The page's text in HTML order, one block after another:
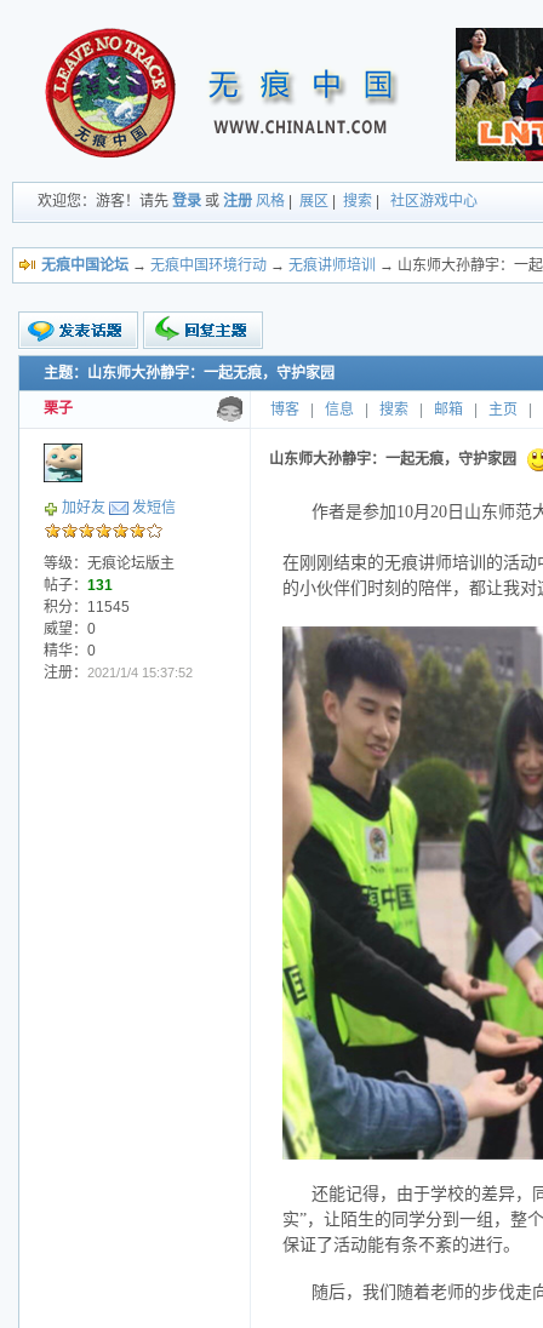
欢迎您：游客！请先 登录 或 注册 风格 展区 搜索 社区游戏中心
无痕中国论坛 → 无痕中国环境行动 → 无痕讲师培训 → 山东师大孙静宇：一
新的主题
投票帖
交易帖
小字报
主题：山东师大孙静宇：一起无痕，守护家园
栗子 博客 信息 搜索 邮箱 主页
加好友 发短信
等级：无痕论坛版主
帖子： 131
积分：11545
威望：0
精华：0
注册： 2021/1/4 15:37:52
山东师大孙静宇：一起无痕，守护家园
作者是参加10月20日山东师范
在刚刚结束的无痕讲师培训的活
的小伙伴们时刻的陪伴，都让我
还能记得，由于学校的差异，
实”，让陌生的同学分到一组，整
保证了活动能有条不紊的进行。
随后，我们随着老师的步伐走